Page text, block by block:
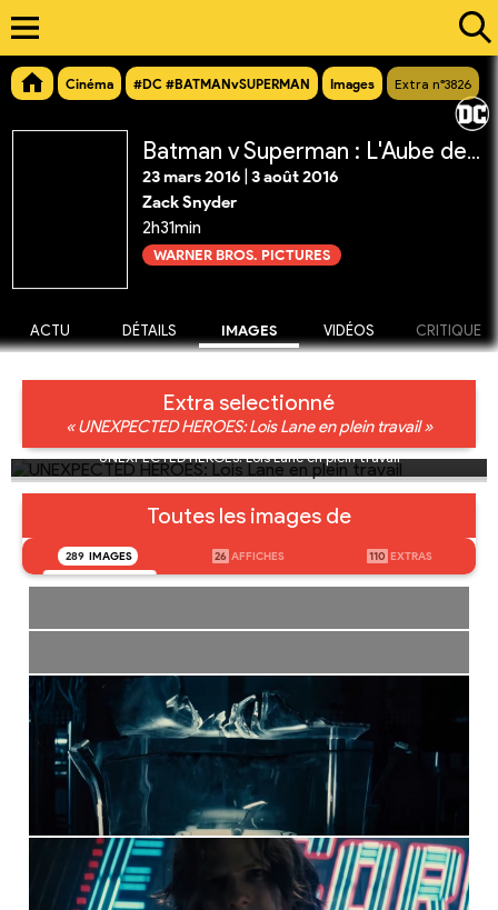
Cinéma #DC #BATMANvSUPERMAN Images Extra n°3826
Batman v Superman : L'Aube de la Justice
23 mars 2016 3 août 2016
Zack Snyder
2h31min
WARNER BROS. PICTURES
ACTU DÉTAILS IMAGES VIDÉOS CRITIQUE
Extra selectionné
« UNEXPECTED HEROES: Lois Lane en plein travail »
UNEXPECTED HEROES: Lois Lane en plein travail
Toutes les images de
289 IMAGES 26 AFFICHES 110 EXTRAS